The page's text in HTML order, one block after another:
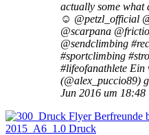
actually some
☺️ @petzl_official
@scarpana
@sendclimbing
#sportclimbing
#lifeofanathlete Ein
(@alex_puccio89)
Jun 2016 um